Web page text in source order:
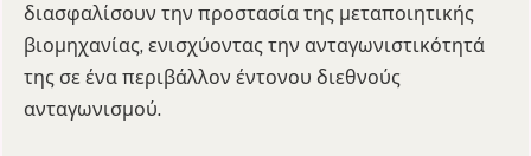
διασφαλίσουν την προστασία της μεταποιητικής
βιομηχανίας, ενισχύοντας την ανταγωνιστικότητά
της σε ένα περιβάλλον έντονου διεθνούς
ανταγωνισμού.